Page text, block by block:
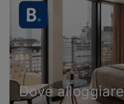
Dove alloggiare